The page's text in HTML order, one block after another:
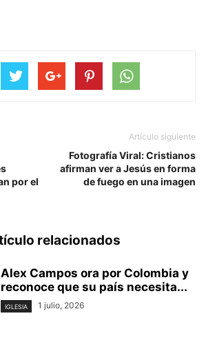
por el
Artículo siguiente
Fotografía Viral: Cristianos
afirman ver a Jesús en forma
de fuego en una imagen
relacionados
Alex Campos ora por Colombia y
reconoce que su país necesita...
IGLESIA 1 julio, 2026